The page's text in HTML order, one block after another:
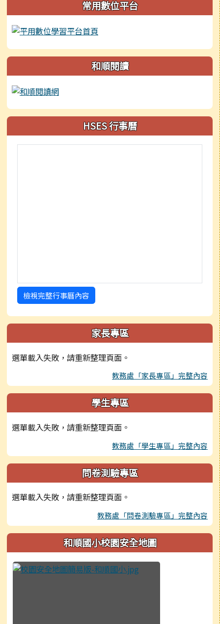
常用數位平台
和順閱讀
HSES 行事曆
檢視完整行事曆內容
家長專區
選單載入失敗，請重新整理頁面。
教務處「家長專區」完整內容
學生專區
選單載入失敗，請重新整理頁面。
教務處「學生專區」完整內容
問卷測驗專區
選單載入失敗，請重新整理頁面。
教務處「問卷測驗專區」完整內容
和順國小校園安全地圖